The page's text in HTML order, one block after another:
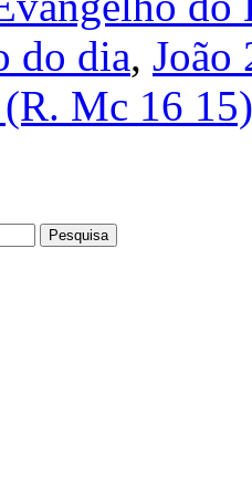
do dia, João
Mc 16 15)